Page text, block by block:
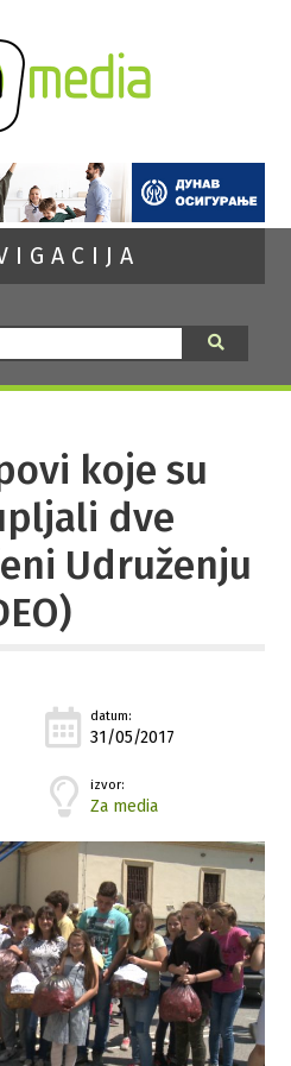
koje su
dve
Udruženju
datum:
31/05/2017
izvor:
Za media